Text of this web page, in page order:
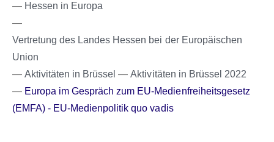
Hessen in Europa
Vertretung des Landes Hessen bei der Europäischen
Union
Aktivitäten in Brüssel
Aktivitäten in Brüssel 2022
Europa im Gespräch zum EU-Medienfreiheitsgesetz
(EMFA) - EU-Medienpolitik quo vadis